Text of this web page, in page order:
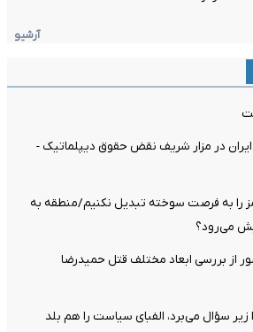
آرشیو
در مزار شریف نقض حقوق دیپلماتیک -
را به فرصت سوخته تبدیل نکنیم/منطقه به
می‌رود؟
از بررسی ابعاد مختلف قتل حمیدرضا
سؤال می‌برد، الفبای سیاست را هم بلد